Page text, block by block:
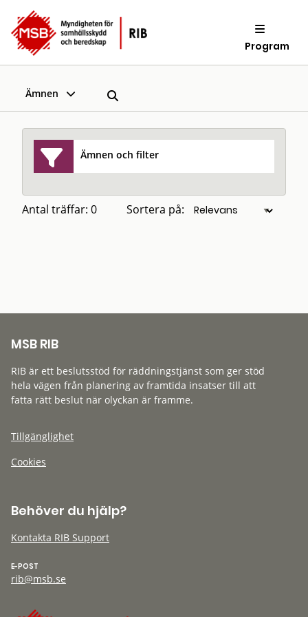
Program
Ämnen
Ämnen och filter
Antal träffar: 0 Sortera på:
MSB RIB
RIB är ett beslutsstöd för räddningstjänst som ger stöd
hela vägen från planering av framtida insatser till att
fatta rätt beslut när olyckan är framme.
Tillgänglighet
Cookies
Behöver du hjälp?
Kontakta RIB Support
E-POST
rib@msb.se